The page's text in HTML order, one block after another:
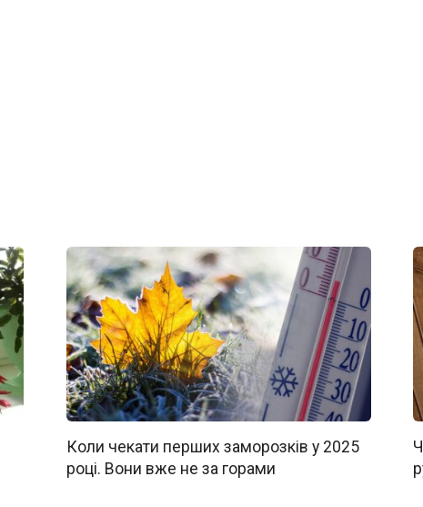
Коли чекати перших заморозків у 2025
році. Вони вже не за горами